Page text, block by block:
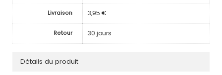
Livraison 3,95 €
Retour 30 jours
Détails du produit